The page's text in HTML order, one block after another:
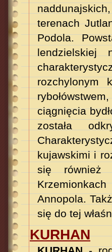
terenach
Podola.
lendzielskiej
rozchylonym
ciągnięcia
została
kujawskimi i
się również
Annopola.
się do tej
KURHAN